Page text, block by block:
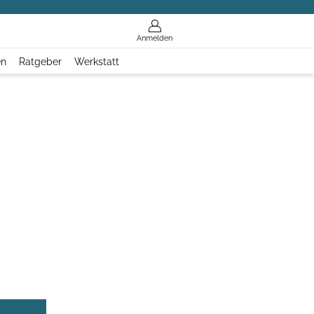
Anmelden
Ratgeber Werkstatt